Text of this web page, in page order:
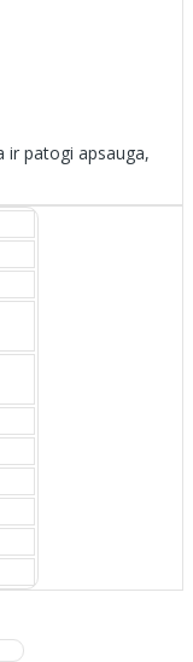
ir patogi apsauga,